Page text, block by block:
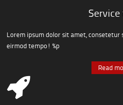
Lorem ipsum dolor sit amet, consetetur
eirmod tempo! %p
Read